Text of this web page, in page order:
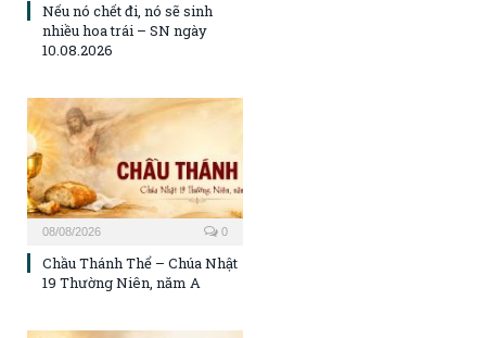
Nếu nó chết đi, nó sẽ sinh
nhiều hoa trái – SN ngày
10.08.2026
08/08/2026 0
Chầu Thánh Thể – Chúa Nhật
19 Thường Niên, năm A